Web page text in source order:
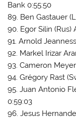
Bank 0:55:50
89. Ben Gastauer
90. Egor Silin (Rus)
91. Arnold
92. Markel Irizar
93. Cameron
94. Grégory Rast
95. Juan Antonio
0:59:03
96. Jesus